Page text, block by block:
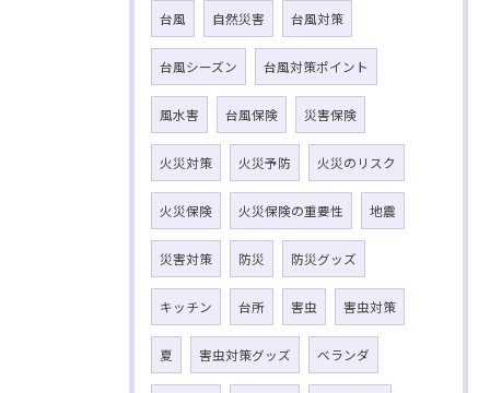
台風 自然災害 台風対策
台風シーズン 台風対策ポイント
風水害 台風保険 災害保険
火災対策 火災予防 火災のリスク
火災保険 火災保険の重要性 地震
災害対策 防災 防災グッズ
キッチン 台所 害虫 害虫対策
夏 害虫対策グッズ ベランダ